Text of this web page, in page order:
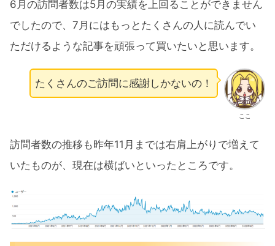
6月の訪問者数は5月の実績を上回ることができません
でしたので、7月にはもっとたくさんの人に読んでい
ただけるような記事を頑張って買いたいと思います。
ここ
たくさんのご訪問に感謝しかないの！
訪問者数の推移も昨年11月までは右肩上がりで増えて
いたものが、現在は横ばいといったところです。